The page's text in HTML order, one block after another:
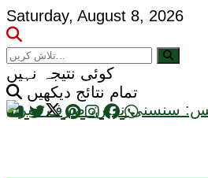
Saturday, August 8, 2026
کوئی نتیجہ نہیں
تمام نتائج دیکھیں